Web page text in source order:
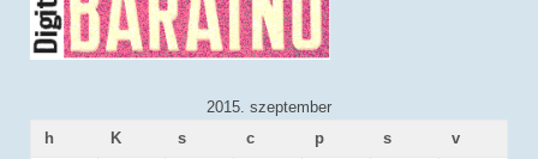
2015. szeptember
h
K s c p s v